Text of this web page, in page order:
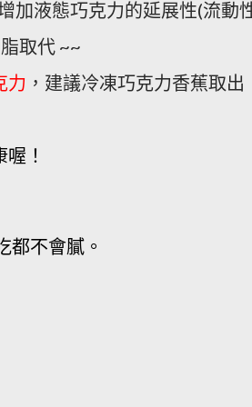
加液態巧克力的延展性(流動
取代 ~~
力 ，建議冷凍巧克力香蕉取出
！
都不會膩。